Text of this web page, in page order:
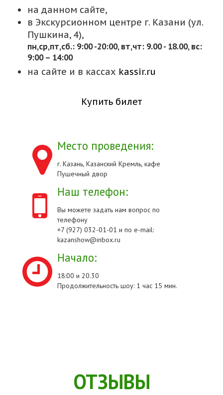
на данном сайте,
в Экскурсионном центре г. Казани (ул.
Пушкина, 4),
пн,cр,пт,сб.: 9:00 -20:00, вт,чт: 9.00 - 18.00, вс:
9:00 – 14:00
на сайте и в кассах kassir.ru
Купить билет
Место проведения:
г. Казань, Казанский Кремль, кафе
Пушечный двор
Наш телефон:
Вы можете задать нам вопрос по
телефону
+7 (927) 032-01-01 и по e-mail:
kazanshow@inbox.ru
Начало:
18:00 и 20.30
Продолжительность шоу: 1 час 15 мин.
ОТЗЫВЫ